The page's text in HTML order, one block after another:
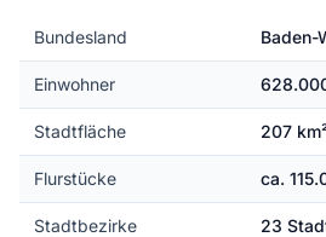
Bundesland Baden-
Einwohner
Stadtfläche 207
Flurstücke ca.
Stadtbezirke 23